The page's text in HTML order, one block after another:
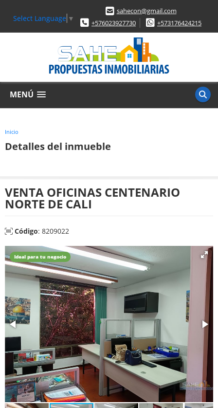
Select Language ▼
sahecon@gmail.com
+576023927730
+573176424215
MENÚ
Inicio
Detalles del inmueble
VENTA OFICINAS CENTENARIO
NORTE DE CALI
Código: 8209022
Ideal para tu negocio